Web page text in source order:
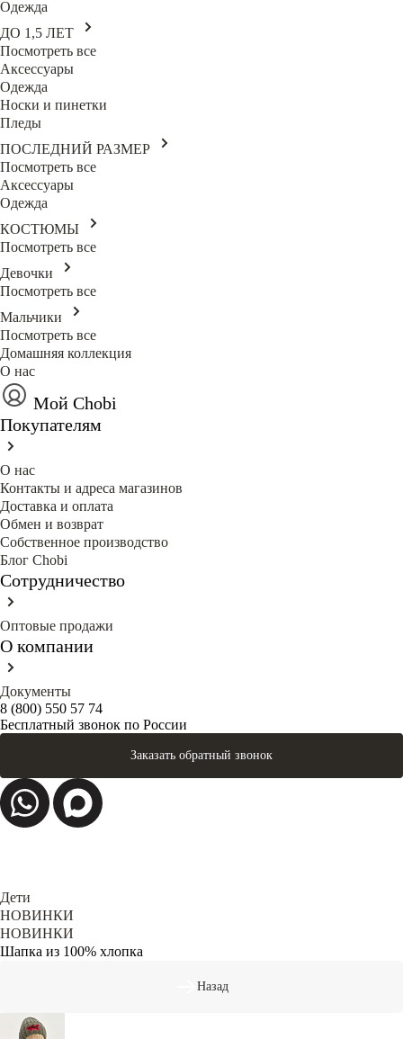
Одежда
ДО 1,5 ЛЕТ
Посмотреть все
Аксессуары
Одежда
Носки и пинетки
Пледы
ПОСЛЕДНИЙ РАЗМЕР
Посмотреть все
Аксессуары
Одежда
КОСТЮМЫ
Посмотреть все
Девочки
Посмотреть все
Мальчики
Посмотреть все
Домашняя коллекция
О нас
Мой Chobi
Покупателям
О нас
Контакты и адреса магазинов
Доставка и оплата
Обмен и возврат
Собственное производство
Блог Сhobi
Сотрудничество
Оптовые продажи
О компании
Документы
8 (800) 550 57 74
Бесплатный звонок по России
Заказать обратный звонок
Дети
НОВИНКИ
НОВИНКИ
Шапка из 100% хлопка
Назад